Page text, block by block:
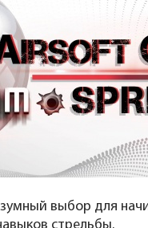
выбор для